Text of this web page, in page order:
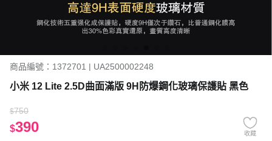
商品編號：1372701 | UA2500002248
小米 12 Lite 2.5D曲面滿版 9H防爆鋼化玻璃保護貼 黑色
$750
$390 收藏